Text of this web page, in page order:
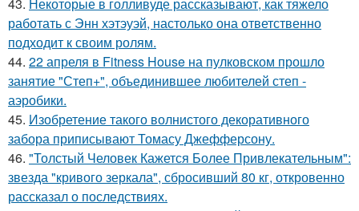
работать с Энн хэтэуэй, настолько она ответственно
подходит к своим ролям.
44. 22 апреля в Fitness House на пулковском прошло
занятие "Степ+", объединившее любителей степ -
аэробики.
45. Изобретение такого волнистого декоративного
забора приписывают Томасу Джефферсону.
46. "Толстый Человек Кажется Более Привлекательным":
звезда "кривого зеркала", сбросивший 80 кг, откровенно
рассказал о последствиях.